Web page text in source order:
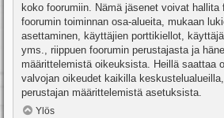
koko foorumiin. Nämä jäsenet voivat hallita
foorumin toiminnan osa-alueita, mukaan
asettaminen, käyttäjien porttikiellot,
yms., riippuen foorumin perustajasta ja
määrittelemistä oikeuksista. Heillä saattaa
valvojan oikeudet kaikilla
perustajan määrittelemistä asetuksista.
Ylös